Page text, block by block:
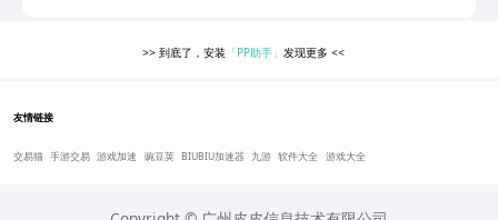
>> 到底了，安装 「PP助手」发现更多<<
友情链接
交易猫 手游交易 游戏加速 豌豆荚 BIUBIU加速器 九游 软件大全 游戏大全